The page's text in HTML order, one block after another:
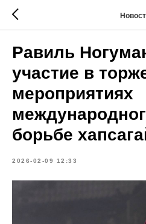
Равиль
участие в
мероприятиях
борьбе
2026-02-09 12:33